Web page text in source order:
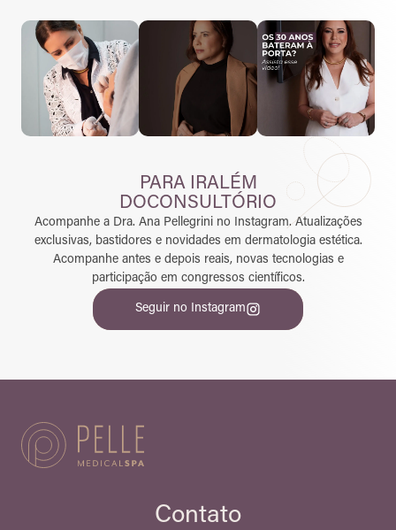
PARA IRALÉM
DOCONSULTÓRIO
Acompanhe a Dra. Ana Pellegrini no Instagram. Atualizações
exclusivas, bastidores e novidades em dermatologia estética.
Acompanhe antes e depois reais, novas tecnologias e
participação em congressos científicos.
Seguir no Instagram
Contato